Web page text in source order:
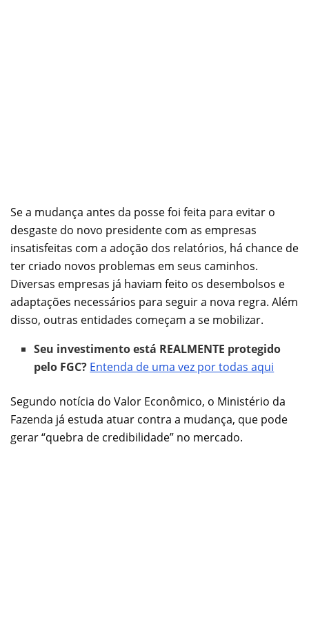
Se a mudança antes da posse foi feita para evitar o
desgaste do novo presidente com as empresas
insatisfeitas com a adoção dos relatórios, há chance de
ter criado novos problemas em seus caminhos.
Diversas empresas já haviam feito os desembolsos e
adaptações necessários para seguir a nova regra. Além
disso, outras entidades começam a se mobilizar.
Seu investimento está REALMENTE protegido
pelo FGC? Entenda de uma vez por todas aqui
Segundo notícia do Valor Econômico, o Ministério da
Fazenda já estuda atuar contra a mudança, que pode
gerar “quebra de credibilidade” no mercado.